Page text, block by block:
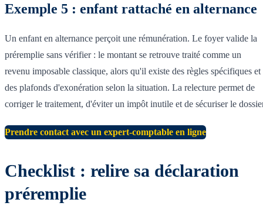
Exemple 5 : enfant rattaché en alternance
Un enfant en alternance perçoit une rémunération. Le foyer valide la
préremplie sans vérifier : le montant se retrouve traité comme un
revenu imposable classique, alors qu'il existe des règles spécifiques et
des plafonds d'exonération selon la situation. La relecture permet de
corriger le traitement, d'éviter un impôt inutile et de sécuriser le
Prendre contact avec un expert-comptable en ligne
Checklist : relire sa déclaration
préremplie